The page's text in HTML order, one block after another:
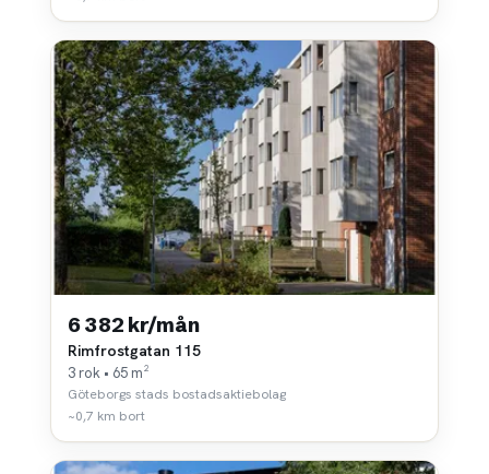
6 382 kr/mån
Rimfrostgatan 115
3 rok • 65 m²
Göteborgs stads bostadsaktiebolag
~0,7 km bort